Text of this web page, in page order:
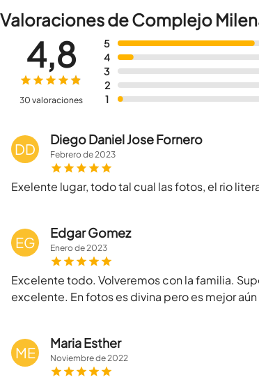
Valoraciones de Complejo
5
4
3
2
1
4,8
30 valoraciones
DD
Diego Daniel Jose Fornero
Febrerode2023
Exelente lugar, todo tal cual las fotos, el rio
EG
Edgar Gomez
Enerode2023
Excelente todo. Volveremos con la familia.
excelente. En fotos es divina pero es mejor
ME
Maria Esther
Noviembrede2022